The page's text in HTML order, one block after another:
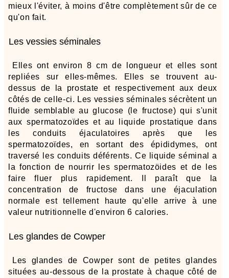
mieux l'éviter, à moins d'être complètement sûr de ce
qu'on fait.
Les vessies séminales
Elles ont environ 8 cm de longueur et elles sont
repliées sur elles-mêmes. Elles se trouvent au-
dessus de la prostate et respectivement aux deux
côtés de celle-ci. Les vessies séminales sécrètent un
fluide semblable au glucose (le fructose) qui s'unit
aux spermatozoïdes et au liquide prostatique dans
les conduits éjaculatoires après que les
spermatozoïdes, en sortant des épididymes, ont
traversé les conduits déférents. Ce liquide séminal a
la fonction de nourrir les spermatozöides et de les
faire fluer plus rapidement. Il paraît que la
concentration de fructose dans une éjaculation
normale est tellement haute qu'elle arrive à une
valeur nutritionnelle d'environ 6 calories.
Les glandes de Cowper
Les glandes de Cowper sont de petites glandes
situées au-dessous de la prostate à chaque côté de